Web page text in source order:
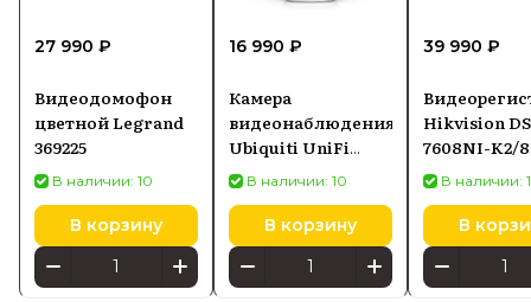
27 990 ₽
Видеодомофон
цветной Legrand
369225
В наличии: 10
В корзину
16 990 ₽
Камера
видеонаблюдения
Ubiquiti UniFi
Camera G4 Instant
(UVC-G4-INS)
В наличии: 10
В корзину
39 990 ₽
Hikvision
7608NI-K2/
В наличии:
В